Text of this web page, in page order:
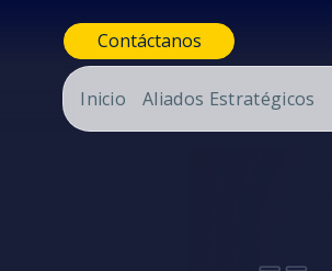
Contáctanos
Inicio Aliados Estratégicos